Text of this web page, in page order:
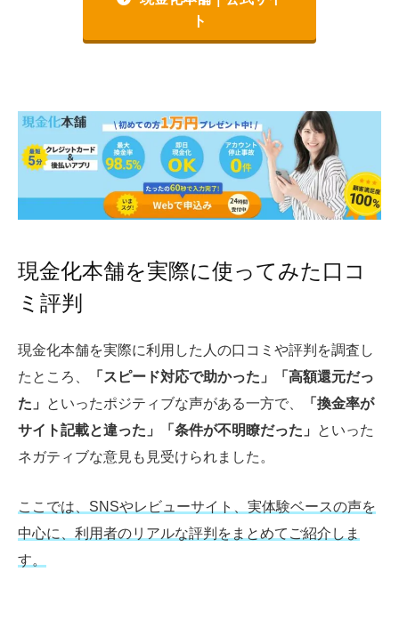
ト
現金化本舗を実際に使ってみた口コ
ミ評判
現金化本舗を実際に利用した人の口コミや評判を調査し
たところ、
「スピード対応で助かった」「高額還元だっ
た」
といったポジティブな声がある一方で、
「換金率が
サイト記載と違った」「条件が不明瞭だった」
といった
ネガティブな意見も見受けられました。
ここでは、SNSやレビューサイト、実体験ベースの声を
中心に、利用者のリアルな評判をまとめてご紹介しま
す。